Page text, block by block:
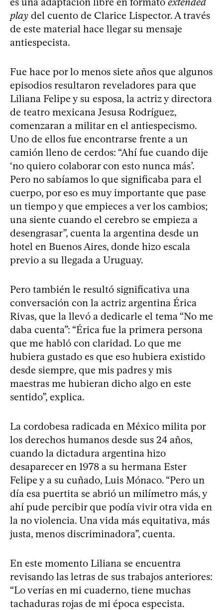
play del cuento de Clarice Lispector. A través
de este material hace llegar su mensaje
antiespecista.
Fue hace por lo menos siete años que algunos
episodios resultaron reveladores para que
Liliana Felipe y su esposa, la actriz y directora
de teatro mexicana Jesusa Rodríguez,
comenzaran a militar en el antiespecismo.
Uno de ellos fue encontrarse frente a un
camión lleno de cerdos: “Ahí fue cuando dije
‘no quiero colaborar con esto nunca más’.
Pero no sabíamos lo que significaba para el
cuerpo, por eso es muy importante que pase
un tiempo y que empieces a ver los cambios;
una siente cuando el cerebro se empieza a
desengrasar”, cuenta la argentina desde un
hotel en Buenos Aires, donde hizo escala
previo a su llegada a Uruguay.
Pero también le resultó significativa una
conversación con la actriz argentina Érica
Rivas, que la llevó a dedicarle el tema “No me
daba cuenta”: “Érica fue la primera persona
que me habló con claridad. Lo que me
hubiera gustado es que eso hubiera existido
desde siempre, que mis padres y mis
maestras me hubieran dicho algo en este
sentido”, explica.
La cordobesa radicada en México milita por
los derechos humanos desde sus 24 años,
cuando la dictadura argentina hizo
desaparecer en 1978 a su hermana Ester
Felipe y a su cuñado, Luis Mónaco. “Pero un
día esa puertita se abrió un milímetro más, y
ahí pude percibir que podía vivir otra vida en
la no violencia. Una vida más equitativa, más
justa, menos discriminadora”, cuenta.
En este momento Liliana se encuentra
revisando las letras de sus trabajos anteriores:
“Lo verías en mi cuaderno, tiene muchas
tachaduras rojas de mi época especista.